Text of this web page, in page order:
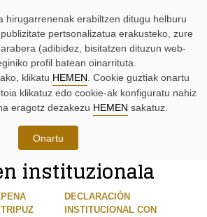
instituzionala
DECLARACIÓN
INSTITUCIONAL CON
hirugarrenenak erabiltzen ditugu helburu
pertsonalizatua erakusteko, zure
(adibidez, bisitatzen dituzun web-
profil batean oinarrituta.
klikatu HEMEN . Cookie guztiak onartu
klikatuz edo cookie-ak konfiguratu nahiz
eragotz dezakezu HEMEN sakatuz.
Onartu